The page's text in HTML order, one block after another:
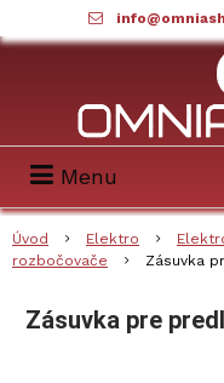
Menu
Úvod Elektro
rozbočovače
Zásuvka
Zásuvka pre